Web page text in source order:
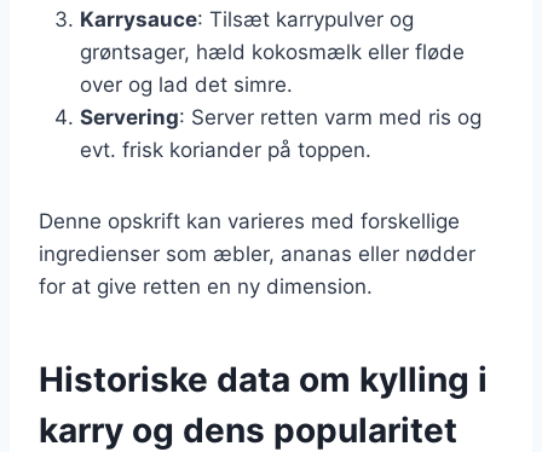
Karrysauce: Tilsæt karrypulver og
grøntsager, hæld kokosmælk eller fløde
over og lad det simre.
Servering: Server retten varm med ris og
evt. frisk koriander på toppen.
Denne opskrift kan varieres med forskellige
ingredienser som æbler, ananas eller nødder
for at give retten en ny dimension.
Historiske data om kylling i
karry og dens popularitet